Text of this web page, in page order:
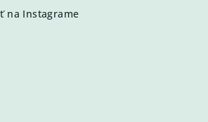
na Instagrame